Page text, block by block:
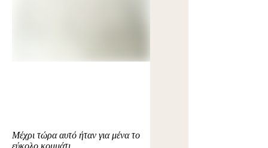
Μέχρι τώρα αυτό ήταν για μένα το
εύκολο κομμάτι